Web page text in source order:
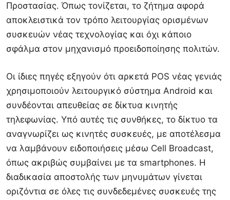
Προστασίας. Όπως τονίζεται, το ζήτημα αφορά
αποκλειστικά τον τρόπο λειτουργίας ορισμένων
συσκευών νέας τεχνολογίας και όχι κάποιο
σφάλμα στον μηχανισμό προειδοποίησης πολιτών.
Οι ίδιες πηγές εξηγούν ότι αρκετά POS νέας γενιάς
χρησιμοποιούν λειτουργικό σύστημα Android και
συνδέονται απευθείας σε δίκτυα κινητής
τηλεφωνίας. Υπό αυτές τις συνθήκες, το δίκτυο τα
αναγνωρίζει ως κινητές συσκευές, με αποτέλεσμα
να λαμβάνουν ειδοποιήσεις μέσω Cell Broadcast,
όπως ακριβώς συμβαίνει με τα smartphones. Η
διαδικασία αποστολής των μηνυμάτων γίνεται
οριζόντια σε όλες τις συνδεδεμένες συσκευές της